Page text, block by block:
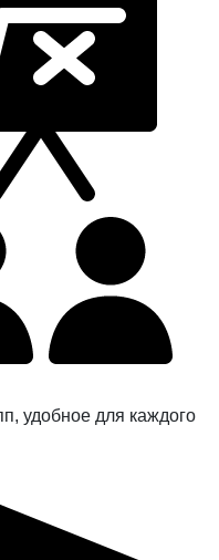
удобное для каждого